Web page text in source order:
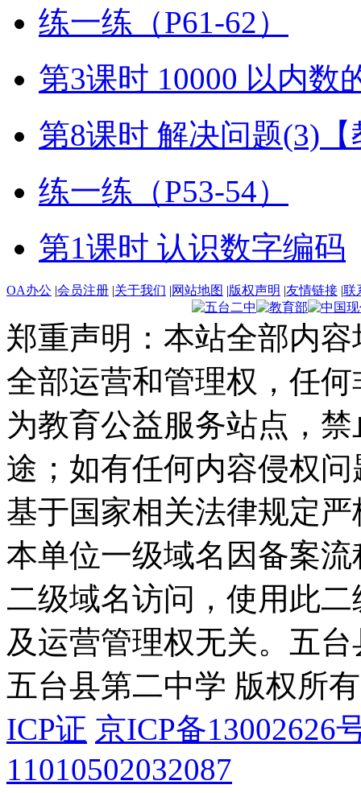
练一练（P61-62）
第3课时 10000 以内数
第8课时 解决问题(3)
练一练（P53-54）
第1课时 认识数字编码
OA办公 |会员注册 |关于我们 |网站地图 |版权声明 |友情链接 |联
郑重声明：本站全部内
全部运营和管理权，任
为教育公益服务站点，
途；如有任何内容侵权
基于国家相关法律规定
本单位一级域名因备案
二级域名访问，使用此
及运营管理权无关。 五
五台县第二中学 版权所有
ICP证 京ICP备13002626
11010502032087